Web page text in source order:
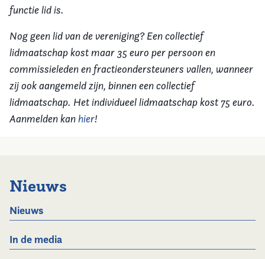
functie lid is.
Nog geen lid van de vereniging? Een collectief
lidmaatschap kost maar 35 euro per persoon en
commissieleden en fractieondersteuners vallen, wanneer
zij ook aangemeld zijn, binnen een collectief
lidmaatschap. Het individueel lidmaatschap kost 75 euro.
Aanmelden kanhier!
Nieuws
Nieuws
In de media